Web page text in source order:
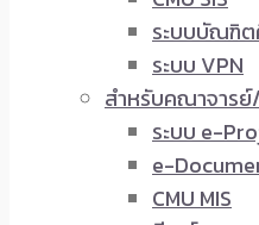
ระบบบัณฑิ
ระบบ VPN
สำหรับคณาจาร
ระบบ e-
e-
CMU MIS